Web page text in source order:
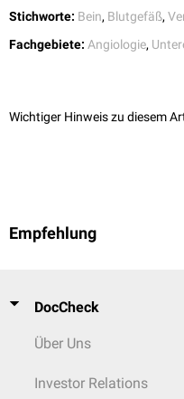
Stichworte: Bein, Blutgefäß,
Fachgebiete: Angiologie,
Wichtiger Hinweis zu diesem
Empfehlung
DocCheck
Über Uns
Investor Relations